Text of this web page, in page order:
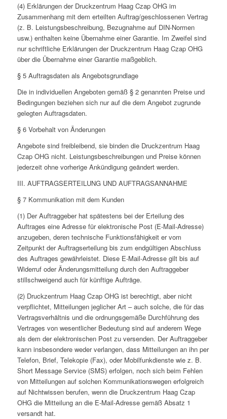
(4) Erklärungen der Druckzentrum Haag Czap OHG im
Zusammenhang mit dem erteilten Auftrag/geschlossenen Vertrag
(z. B. Leistungsbeschreibung, Bezugnahme auf DIN-Normen
usw.) enthalten keine Übernahme einer Garantie. Im Zweifel sind
nur schriftliche Erklärungen der Druckzentrum Haag Czap OHG
über die Übernahme einer Garantie maßgeblich.
§ 5 Auftragsdaten als Angebotsgrundlage
Die in individuellen Angeboten gemäß § 2 genannten Preise und
Bedingungen beziehen sich nur auf die dem Angebot zugrunde
gelegten Auftragsdaten.
§ 6 Vorbehalt von Änderungen
Angebote sind freibleibend, sie binden die Druckzentrum Haag
Czap OHG nicht. Leistungsbeschreibungen und Preise können
jederzeit ohne vorherige Ankündigung geändert werden.
III. AUFTRAGSERTEILUNG UND AUFTRAGSANNAHME
§ 7 Kommunikation mit dem Kunden
(1) Der Auftraggeber hat spätestens bei der Erteilung des
Auftrages eine Adresse für elektronische Post (E-Mail-Adresse)
anzugeben, deren technische Funktionsfähigkeit er vom
Zeitpunkt der Auftragserteilung bis zum endgültigen Abschluss
des Auftrages gewährleistet. Diese E-Mail-Adresse gilt bis auf
Widerruf oder Änderungsmitteilung durch den Auftraggeber
stillschweigend auch für künftige Aufträge.
(2) Druckzentrum Haag Czap OHG ist berechtigt, aber nicht
verpflichtet, Mitteilungen jeglicher Art – auch solche, die für das
Vertragsverhältnis und die ordnungsgemäße Durchführung des
Vertrages von wesentlicher Bedeutung sind auf anderem Wege
als dem der elektronischen Post zu versenden. Der Auftraggeber
kann insbesondere weder verlangen, dass Mitteilungen an ihn per
Telefon, Brief, Telekopie (Fax), oder Mobilfunkdienste wie z. B.
Short Message Service (SMS) erfolgen, noch sich beim Fehlen
von Mitteilungen auf solchen Kommunikationswegen erfolgreich
auf Nichtwissen berufen, wenn die Druckzentrum Haag Czap
OHG die Mitteilung an die E-Mail-Adresse gemäß Absatz 1
versandt hat.